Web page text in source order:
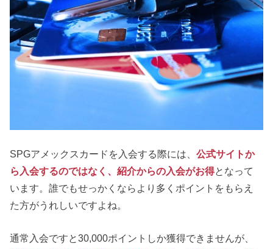
SPGアメックスカードを入会する際には、公式サイトか
ら入会するのではなく、紹介からの入会がお得となって
います。誰でもせっかくならより多くポイントをもらえ
た方がうれしいですよね。
通常入会ですと30,000ポイントしか獲得できませんが、